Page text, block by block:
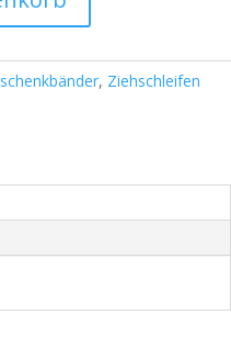
, Ziehschleifen